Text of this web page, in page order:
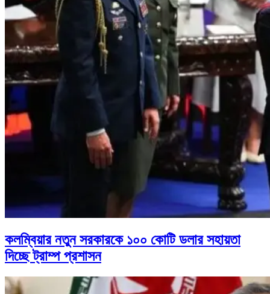
কলম্বিয়ার নতুন সরকারকে ১০০ কোটি ডলার সহায়তা
দিচ্ছে ট্রাম্প প্রশাসন